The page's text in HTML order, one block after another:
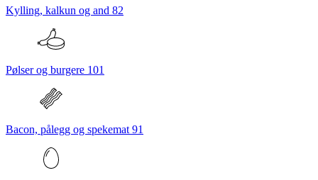
Kylling, kalkun og and 82
Pølser og burgere 101
Bacon, pålegg og spekemat 91